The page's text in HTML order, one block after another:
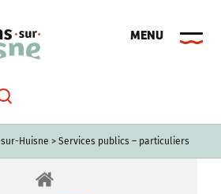
Huisne > Services publics – particuliers